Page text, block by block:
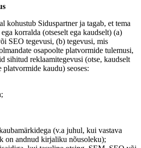
kohustub Siduspartner ja tagab, et tema
korralda (otseselt ega kaudselt) (a)
SEO tegevusi, (b) tegevusi, mis
osapoolte platvormide tulemusi,
sihitud reklaamitegevusi (otse, kaudselt
kaudu) seoses:
(v.a juhul, kui vastava
on andnud kirjaliku nõusoleku);